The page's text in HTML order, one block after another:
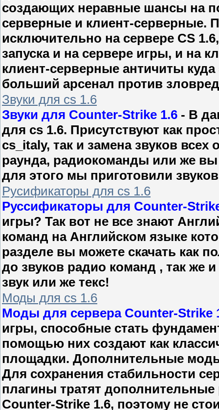
создающих неравные шансы на
серверные и клиент-серверные.
исключительно на сервере CS
запуска и на сервере игры, и на
клиент-серверные античиты
больший арсенал против
Звуки для cs 1.6
Звуки для Counter-Strike 1.6 - В
для cs 1.6. Присутствуют как
cs_italy, так и замена звуков
раунда, радиокоманды или же вы
для этого мы приготовили
Русификаторы для cs 1.6
Руссификаторы для Counter-
игры? Так вот не все знают
команд на Английском языке
разделе вы можете скачать как
до звуков радио команд , так же
звук или же текс!
Моды для cs 1.6
Моды для сервера Counter-Strike
игры, способные стать
помощью них создают как
площадки. Дополнительные
Для сохранения стабильности
плагины тратят
Counter-Strike 1.6, поэтому не